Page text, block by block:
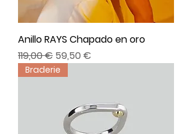
Anillo RAYS Chapado en oro
Precio
119,00 € Precio de oferta
59,50 €
Braderie